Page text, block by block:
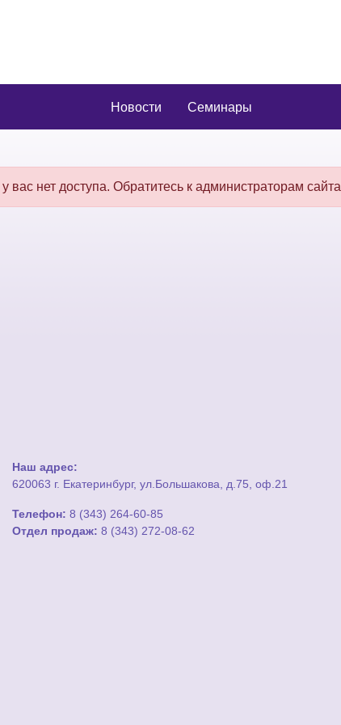
Новости Семинары
нет доступа. Обратитесь к администраторам сайта
Наш адрес:
620063 г. Екатеринбург, ул.Большакова, д.75, оф.21
Телефон: 8 (343) 264-60-85
Отдел продаж: 8 (343) 272-08-62